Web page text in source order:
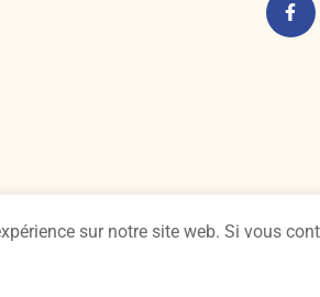
sur notre site web. Si vous